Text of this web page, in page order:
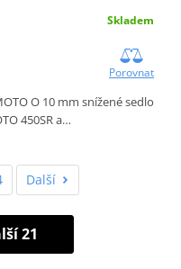
Skladem
Porovnat
O 10 mm snížené sedlo
450SR a…
Další
21